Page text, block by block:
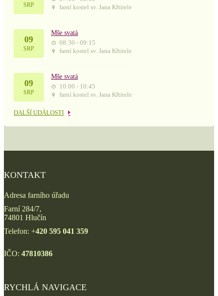
SRP
farní kostel sv. Jana Křtitele
09
SRP
Mše svatá
08:30 - 09:15
farní kostel sv. Jana Křtitele
09
SRP
Mše svatá
10:00 - 10:45
farní kostel sv. Jana Křtitele
DALŠÍ UDÁLOSTI
KONTAKT
Adresa farního úřadu
Farní 284/7,
74801 Hlučín
Telefon: +420 595 041 359
IČO: 47810386
RYCHLÁ NAVIGACE